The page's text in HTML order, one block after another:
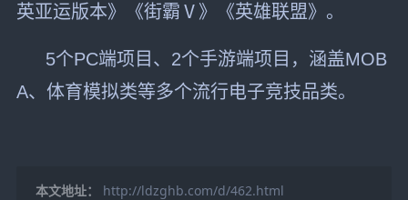
英亚运版本》《街霸Ⅴ》《英雄联盟》。
5个PC端项目、2个手游端项目，涵盖MOB
A、体育模拟类等多个流行电子竞技品类。
本文地址：
http://ldzghb.com/d/462.html